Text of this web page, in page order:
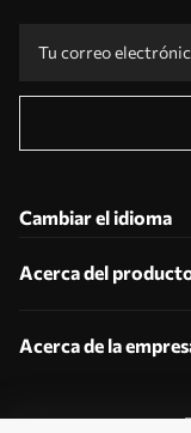
Cambiar el idioma
Acerca del
Acerca de la